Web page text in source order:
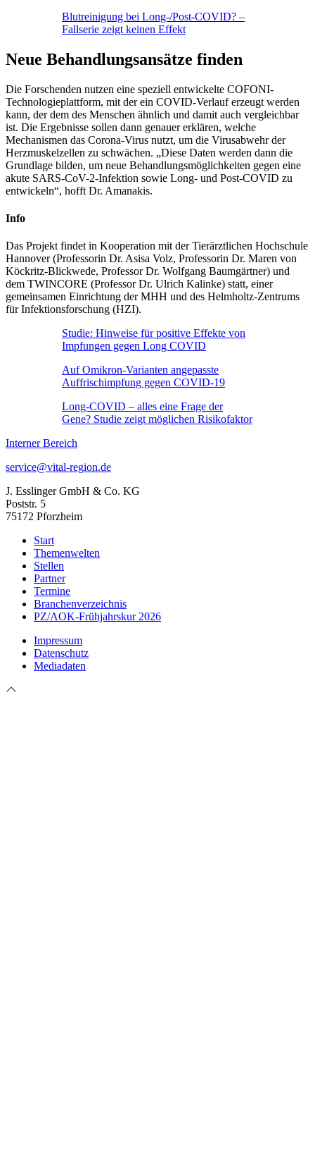
Blutreinigung bei Long-/Post-COVID? –
Fallserie zeigt keinen Effekt
Neue Behandlungsansätze finden
Die Forschenden nutzen eine speziell entwickelte COFONI-
Technologieplattform, mit der ein COVID-Verlauf erzeugt werden
kann, der dem des Menschen ähnlich und damit auch vergleichbar
ist. Die Ergebnisse sollen dann genauer erklären, welche
Mechanismen das Corona-Virus nutzt, um die Virusabwehr der
Herzmuskelzellen zu schwächen. „Diese Daten werden dann die
Grundlage bilden, um neue Behandlungsmöglichkeiten gegen eine
akute SARS-CoV-2-Infektion sowie Long- und Post-COVID zu
entwickeln“, hofft Dr. Amanakis.
Info
Das Projekt findet in Kooperation mit der Tierärztlichen Hochschule
Hannover (Professorin Dr. Asisa Volz, Professorin Dr. Maren von
Köckritz-Blickwede, Professor Dr. Wolfgang Baumgärtner) und
dem TWINCORE (Professor Dr. Ulrich Kalinke) statt, einer
gemeinsamen Einrichtung der MHH und des Helmholtz-Zentrums
für Infektionsforschung (HZI).
Studie: Hinweise für positive Effekte von
Impfungen gegen Long COVID
Auf Omikron-Varianten angepasste
Auffrischimpfung gegen COVID-19
Long-COVID – alles eine Frage der
Gene? Studie zeigt möglichen Risikofaktor
Interner Bereich
service@vital-region.de
J. Esslinger GmbH & Co. KG
Poststr. 5
75172 Pforzheim
Start
Themenwelten
Stellen
Partner
Termine
Branchenverzeichnis
PZ/AOK-Frühjahrskur 2026
Impressum
Datenschutz
Mediadaten